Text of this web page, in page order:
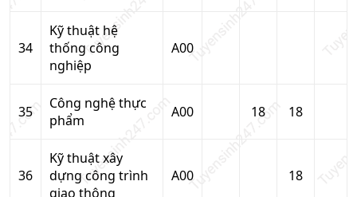
34
Kỹ thuật hệ
thống công
nghiệp
A00
35
Công nghệ thực
phẩm
A00 18 18
36
Kỹ thuật xây
dựng công trình
giao thông
A00 18